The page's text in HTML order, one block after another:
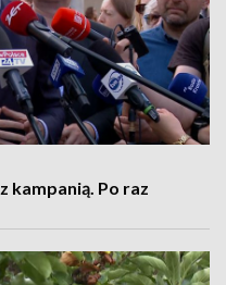
kampanią. Po raz